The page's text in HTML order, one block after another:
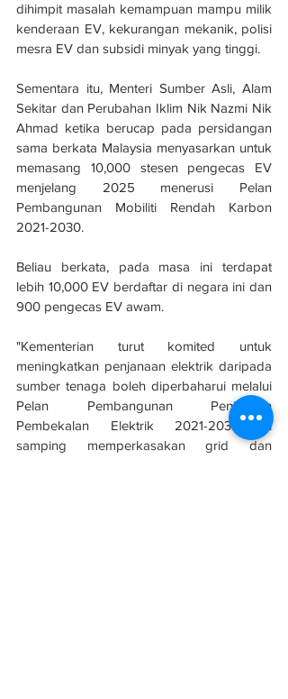
dihimpit masalah kemampuan mampu milik
kenderaan EV, kekurangan mekanik, polisi
mesra EV dan subsidi minyak yang tinggi.
Sementara itu, Menteri Sumber Asli, Alam
Sekitar dan Perubahan Iklim Nik Nazmi Nik
Ahmad ketika berucap pada persidangan
sama berkata Malaysia menyasarkan untuk
memasang 10,000 stesen pengecas EV
menjelang 2025 menerusi Pelan
Pembangunan Mobiliti Rendah Karbon
2021-2030.
Beliau berkata, pada masa ini terdapat
lebih 10,000 EV berdaftar di negara ini dan
900 pengecas EV awam.
"Kementerian turut komited untuk
meningkatkan penjanaan elektrik daripada
sumber tenaga boleh diperbaharui melalui
Pelan Pembangunan Penjanaan
Pembekalan Elektrik 2021-2039 di
samping memperkasakan grid dan